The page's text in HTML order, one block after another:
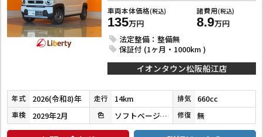
車両本体価格(税込)
135万円
諸費用(税込)
8.9万円
法定整備：整備無
保証付 (1ヶ月・1000km )
イオンタウン松阪船江店
年式 2026(令和8)年 走行 14km 排気 660cc
車検 2029年2月 色 ソフトベージュメタリック 修復 無